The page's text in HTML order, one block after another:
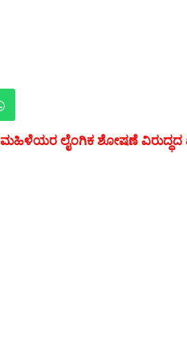
ಮಹಿಳೆಯರ ಲೈಂಗಿಕ ಶೋಷಣೆ ವಿರುದ್ಧದ